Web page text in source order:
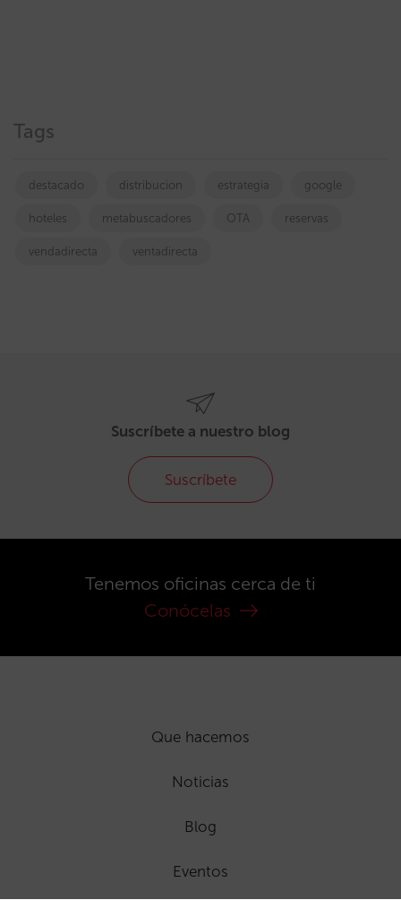
Tags
destacado distribucion estrategia google
hoteles metabuscadores OTA reservas
vendadirecta ventadirecta
Suscríbete a nuestro blog
Suscríbete
Tenemos oficinas cerca de ti
Conócelas
Que hacemos
Noticias
Blog
Eventos